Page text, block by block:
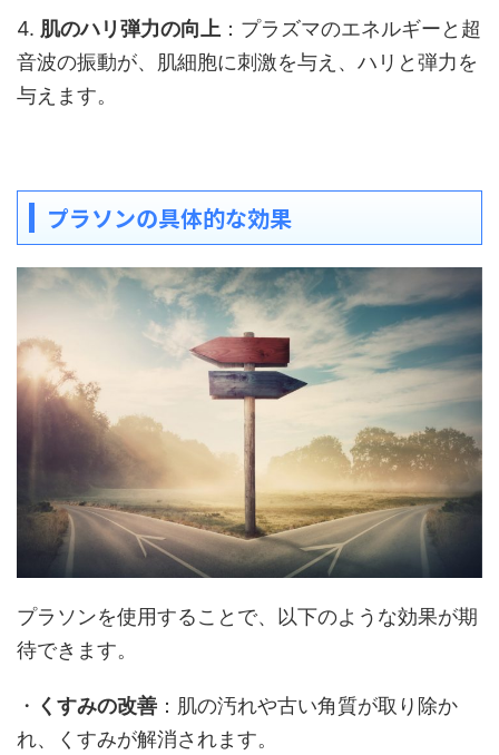
4. 肌のハリ弾力の向上 ：プラズマのエネルギーと超
音波の振動が、肌細胞に刺激を与え、ハリと弾力を
与えます。
プラソンの具体的な効果
プラソンを使用することで、以下のような効果が期
待できます。
・ くすみの改善 ：肌の汚れや古い角質が取り除か
れ、くすみが解消されます。